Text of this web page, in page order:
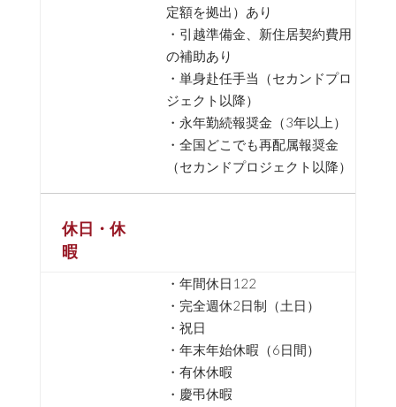
定額を拠出）あり
・引越準備金、新住居契約費用
の補助あり
・単身赴任手当（セカンドプロ
ジェクト以降）
・永年勤続報奨金（3年以上）
・全国どこでも再配属報奨金
（セカンドプロジェクト以降）
休日・休
暇
・年間休日122
・完全週休2日制（土日）
・祝日
・年末年始休暇（6日間）
・有休休暇
・慶弔休暇